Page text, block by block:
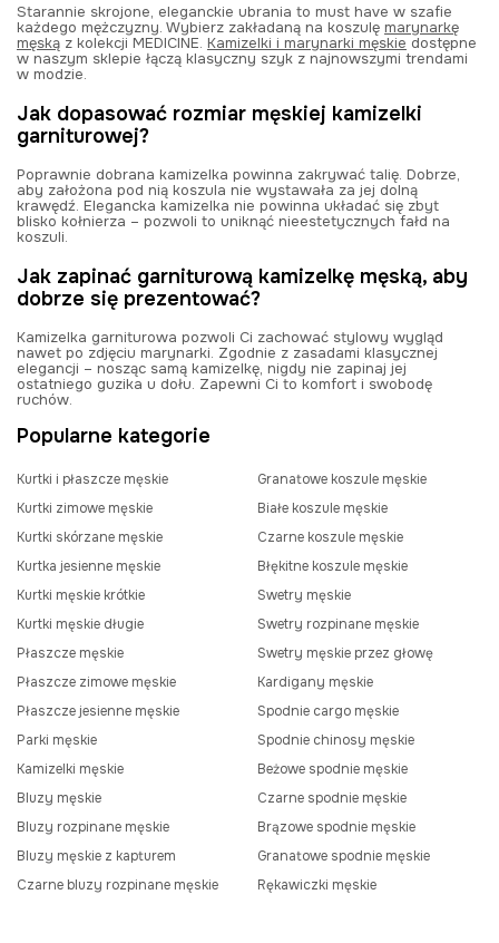
Starannie skrojone, eleganckie ubrania to must have w szafie
każdego mężczyzny. Wybierz zakładaną na koszulę marynarkę
męską z kolekcji MEDICINE. Kamizelki i marynarki męskie dostępne
w naszym sklepie łączą klasyczny szyk z najnowszymi trendami
w modzie.
Jak dopasować rozmiar męskiej kamizelki
garniturowej?
Poprawnie dobrana kamizelka powinna zakrywać talię. Dobrze,
aby założona pod nią koszula nie wystawała za jej dolną
krawędź. Elegancka kamizelka nie powinna układać się zbyt
blisko kołnierza – pozwoli to uniknąć nieestetycznych fałd na
koszuli.
Jak zapinać garniturową kamizelkę męską, aby
dobrze się prezentować?
Kamizelka garniturowa pozwoli Ci zachować stylowy wygląd
nawet po zdjęciu marynarki. Zgodnie z zasadami klasycznej
elegancji – nosząc samą kamizelkę, nigdy nie zapinaj jej
ostatniego guzika u dołu. Zapewni Ci to komfort i swobodę
ruchów.
Popularne kategorie
Kurtki i płaszcze męskie
Kurtki zimowe męskie
Kurtki skórzane męskie
Kurtka jesienne męskie
Kurtki męskie krótkie
Kurtki męskie długie
Płaszcze męskie
Płaszcze zimowe męskie
Płaszcze jesienne męskie
Parki męskie
Kamizelki męskie
Bluzy męskie
Bluzy rozpinane męskie
Bluzy męskie z kapturem
Czarne bluzy rozpinane męskie
Granatowe koszule męskie
Białe koszule męskie
Czarne koszule męskie
Błękitne koszule męskie
Swetry męskie
Swetry rozpinane męskie
Swetry męskie przez głowę
Kardigany męskie
Spodnie cargo męskie
Spodnie chinosy męskie
Beżowe spodnie męskie
Czarne spodnie męskie
Brązowe spodnie męskie
Granatowe spodnie męskie
Rękawiczki męskie